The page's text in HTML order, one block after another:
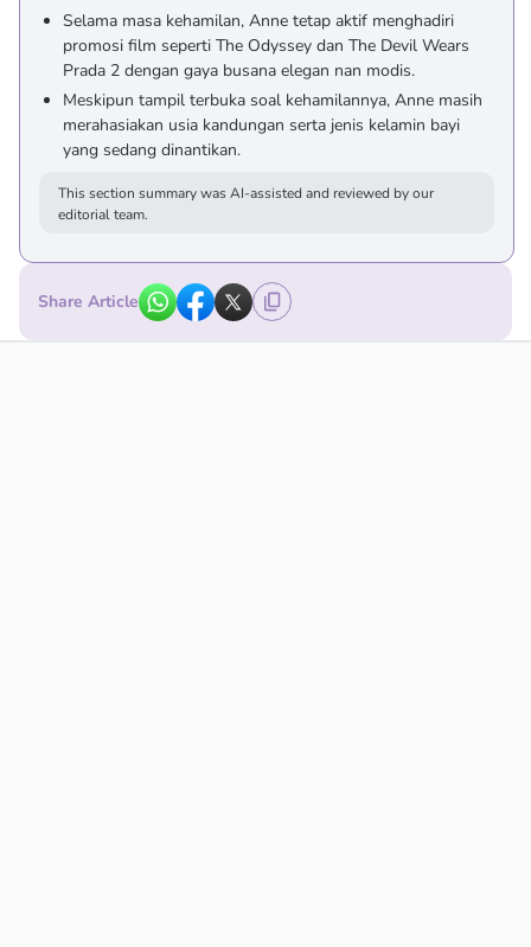
Selama masa kehamilan, Anne tetap aktif menghadiri
promosi film seperti The Odyssey dan The Devil Wears
Prada 2 dengan gaya busana elegan nan modis.
Meskipun tampil terbuka soal kehamilannya, Anne masih
merahasiakan usia kandungan serta jenis kelamin bayi
yang sedang dinantikan.
This section summary was AI-assisted and reviewed by our
editorial team.
Share Article